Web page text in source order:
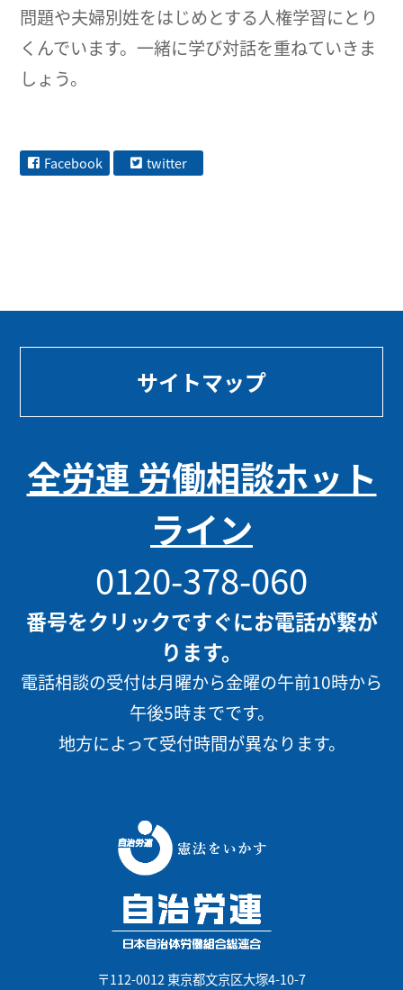
問題や夫婦別姓をはじめとする人権学習にとり
くんでいます。一緒に学び対話を重ねていきま
しょう。
Facebook twitter
サイトマップ
全労連 労働相談ホット
ライン
0120-378-060
番号をクリックですぐにお電話が繋が
ります。
電話相談の受付は月曜から金曜の午前10時から
午後5時までです。
地方によって受付時間が異なります。
〒112-0012 東京都文京区大塚4-10-7